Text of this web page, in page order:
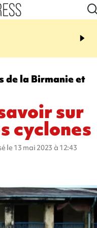
17:24
est rouvert à la
de la Birmanie et
sur
cyclones
le 13 mai 2023 à 12:43